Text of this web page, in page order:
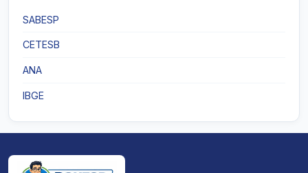
SABESP
CETESB
ANA
IBGE